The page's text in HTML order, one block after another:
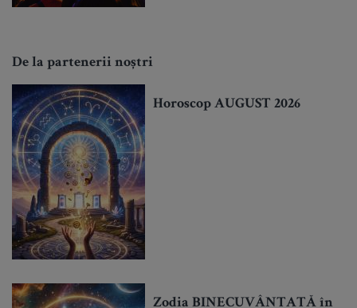
De la partenerii noștri
Horoscop AUGUST 2026
Zodia BINECUVÂNTATĂ în